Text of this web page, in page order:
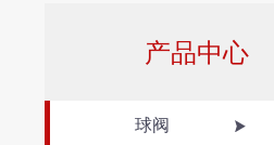
产品中心
球阀